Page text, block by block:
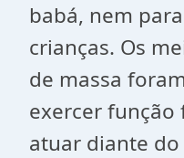
babá, nem
crianças. Os
de massa
exercer função
atuar diante